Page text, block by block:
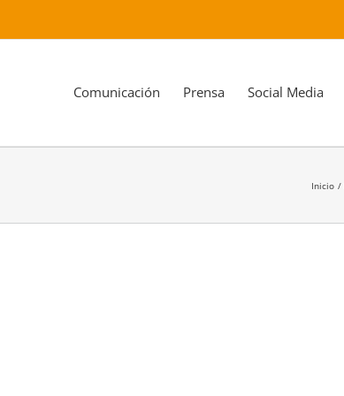
Comunicación Prensa Social Media
Inicio